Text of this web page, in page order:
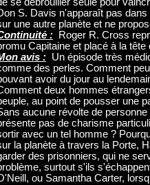
S. Davis n'apparaît pas
une autre planète et ne
: Roger R. Cross
Capitaine et placé à la
avis : Un épisode très
des perles. Comment
avoir du jour au
deux hommes
au point de pousser une
aucune révolte de
pas de charisme
avec un tel homme ?
la planète à travers la Porte,
des prisonniers, qui ne
surtout s'ils
ou Samantha Carter,